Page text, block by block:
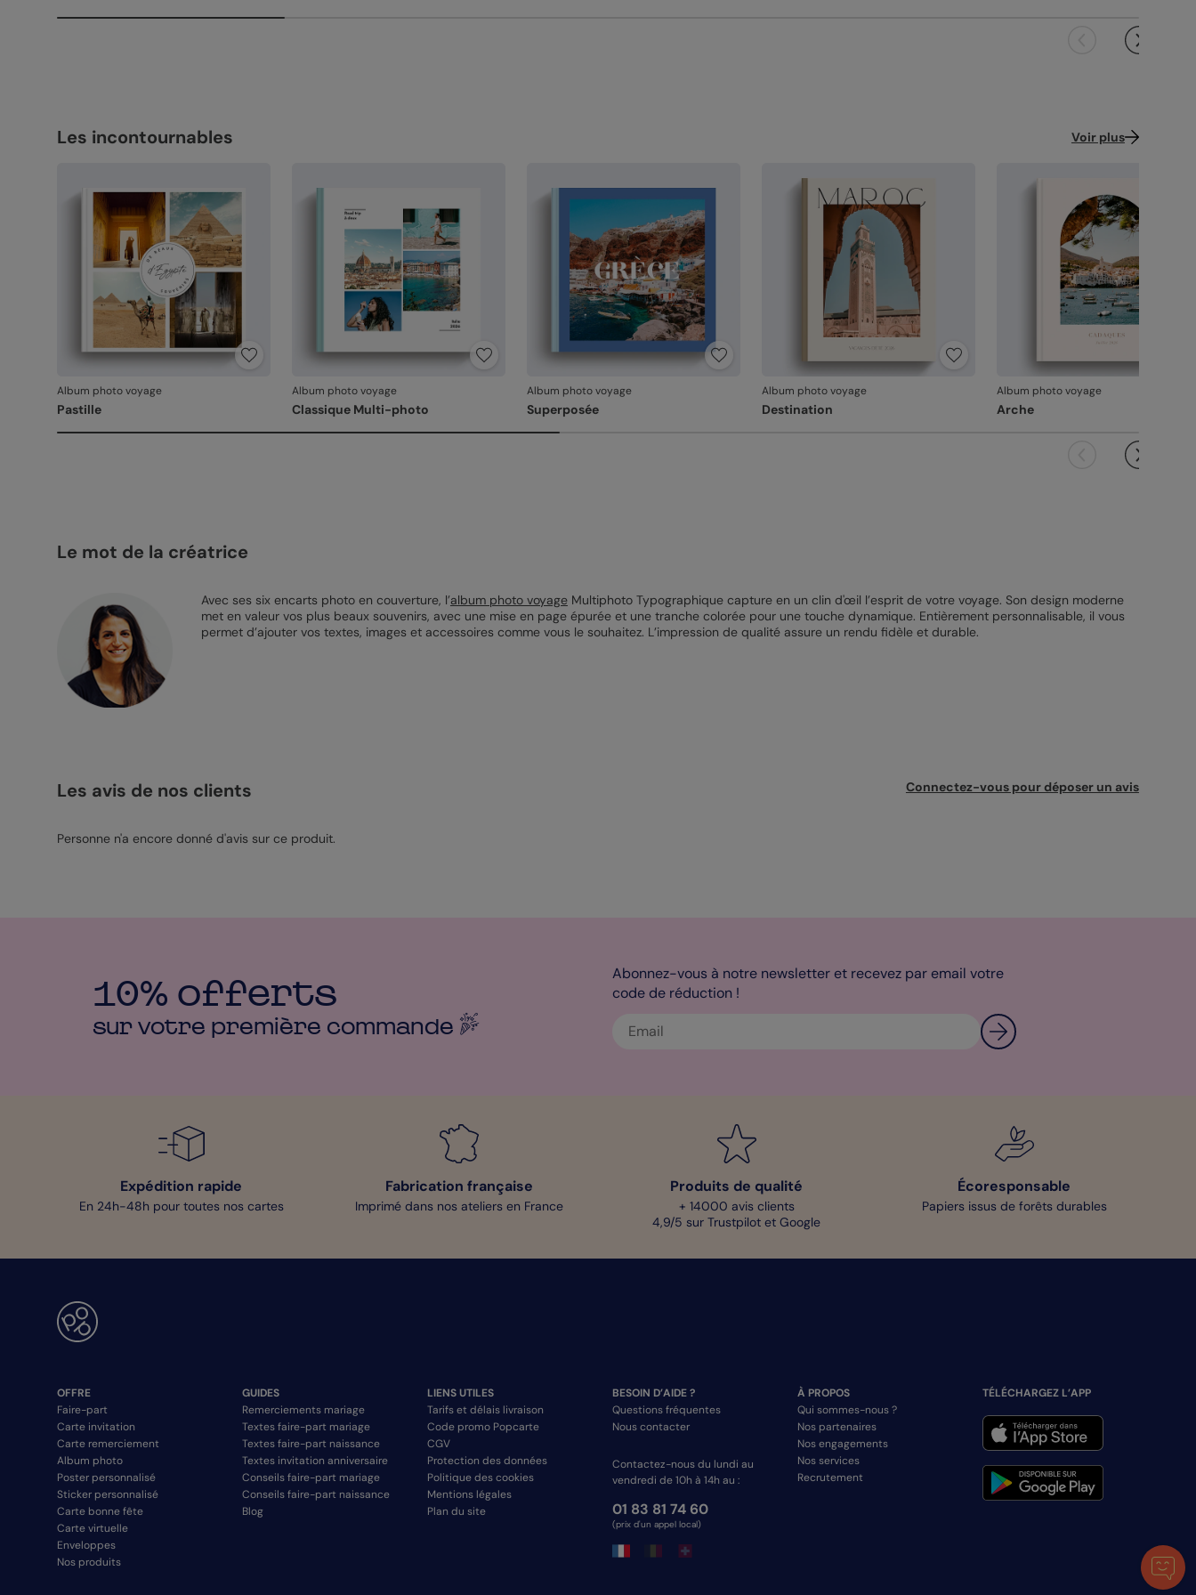
que vous avez validée (texte, photo, mise en page), le
produit ne pourra pas être repris.
Les incontournables Voir plus
Album photo voyage
Pastille
Album photo voyage
Classique Multi-photo
Album photo voyage
Superposée
Album photo voyage
Destination
Album photo voyage
Arche
Le mot de la créatrice
Avec ses six encarts photo en couverture, l’album photo voyageMultiphoto Typographique capture en un clin d'œil l’esprit de votre voyage. Son design moderne
met en valeur vos plus beaux souvenirs, avec une mise en page épurée et une tranche colorée pour une touche dynamique. Entièrement personnalisable, il vous
permet d’ajouter vos textes, images et accessoires comme vous le souhaitez. L’impression de qualité assure un rendu fidèle et durable.
Les avis de nos clients Connectez-vous pour déposer un avis
Personne n'a encore donné d'avis sur ce produit.
10% offerts
sur votre première commande
Abonnez-vous à notre newsletter et recevez par email votre
code de réduction !
Expédition rapide
En 24h-48h pour toutes nos cartes
Fabrication française
Imprimé dans nos ateliers en France
Produits de qualité
+ 14000 avis clients
4,9/5 sur Trustpilot et Google
Écoresponsable
Papiers issus de forêts durables
OFFRE
Faire-part
Carte invitation
Carte remerciement
Album photo
Poster personnalisé
Sticker personnalisé
Carte bonne fête
Carte virtuelle
Enveloppes
Nos produits
GUIDES
Remerciements mariage
Textes faire-part mariage
Textes faire-part naissance
Textes invitation anniversaire
Conseils faire-part mariage
Conseils faire-part naissance
Blog
LIENS UTILES
Tarifs et délais livraison
Code promo Popcarte
CGV
Protection des données
Politique des cookies
Mentions légales
Plan du site
BESOIN D’AIDE ?
Questions fréquentes
Nous contacter
Contactez-nous du lundi au
vendredi de 10h à 14h au :
01 83 81 74 60
(prix d'un appel local)
À PROPOS
Qui sommes-nous ?
Nos partenaires
Nos engagements
Nos services
Recrutement
TÉLÉCHARGEZ L’APP